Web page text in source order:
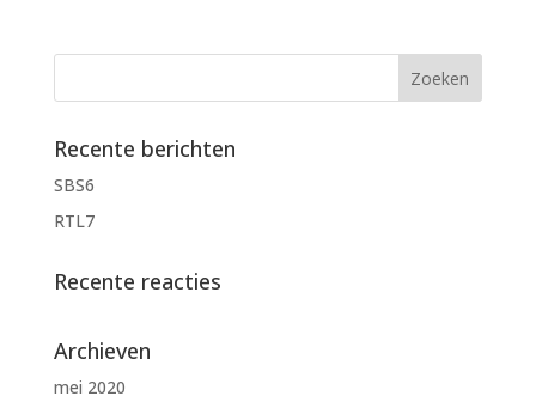
Recente berichten
SBS6
RTL7
Recente reacties
Archieven
mei 2020